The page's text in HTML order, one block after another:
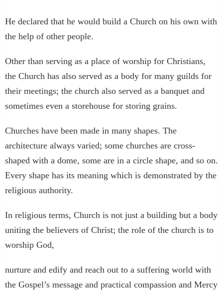
He declared that he would build a Church on his own with
the help of other people.
Other than serving as a place of worship for Christians,
the Church has also served as a body for many guilds for
their meetings; the church also served as a banquet and
sometimes even a storehouse for storing grains.
Churches have been made in many shapes. The
architecture always varied; some churches are cross-
shaped with a dome, some are in a circle shape, and so on.
Every shape has its meaning which is demonstrated by the
religious authority.
In religious terms, Church is not just a building but a body
uniting the believers of Christ; the role of the church is to
worship God,
nurture and edify and reach out to a suffering world with
the Gospel’s message and practical compassion and Mercy